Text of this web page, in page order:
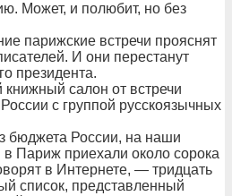
Может, и полюбит, но без
парижские встречи прояснят
И они перестанут
президента.
салон от встречи
с группой русскоязычных
бюджета России, на наши
Париж приехали около сорока
в Интернете, — тридцать
список, представленный